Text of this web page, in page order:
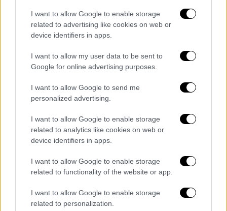
I want to allow Google to enable storage
related to advertising like cookies on web or
device identifiers in apps.
I want to allow my user data to be sent to
Google for online advertising purposes.
I want to allow Google to send me
personalized advertising.
I want to allow Google to enable storage
related to analytics like cookies on web or
device identifiers in apps.
I want to allow Google to enable storage
related to functionality of the website or app.
I want to allow Google to enable storage
related to personalization.
συναδέλφων του, καταγγέλλοντας ότι
κάνουν διακρίσεις κατά των ανθρώπων με
προβλήματα όρασης